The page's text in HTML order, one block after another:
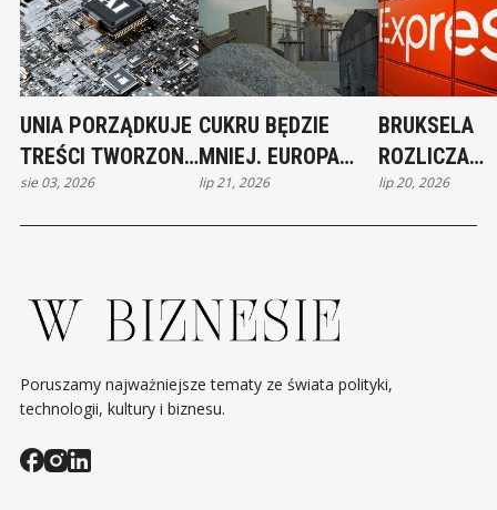
UNIA PORZĄDKUJE
TREŚCI TWORZONE
PRZEZ AI. NOWE
sie 03, 2026
CUKRU BĘDZIE
MNIEJ. EUROPA
WCHODZI W
lip 21, 2026
BRUKSELA
ROZLICZA
ALIEXPRESS.
lip 20, 2026
Poruszamy najważniejsze tematy ze świata polityki,
technologii, kultury i biznesu.